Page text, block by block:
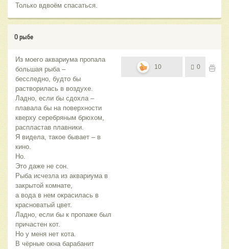
Только вдвоём спасаться.
О рыбе
Из моего аквариума пропала
большая рыба –
бесследно, будто бы
растворилась в воздухе.
Ладно, если бы сдохла –
плавала бы на поверхности
кверху серебряным брюхом,
распластав плавники.
Я видела, такое бывает – в
кино.
Но.
Это даже не сон.
Рыба исчезла из аквариума в
закрытой комнате,
а вода в нем окрасилась в
красноватый цвет.
Ладно, если бы к пропаже был
причастен кот.
Но у меня нет кота.
В чёрные окна барабанит
10 0